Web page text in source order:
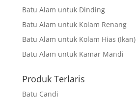
Batu Alam untuk Dinding
Batu Alam untuk Kolam Renang
Batu Alam untuk Kolam Hias (Ikan)
Batu Alam untuk Kamar Mandi
Produk Terlaris
Batu Candi